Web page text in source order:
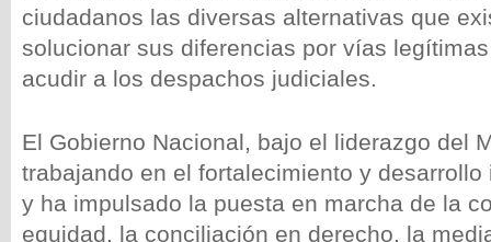
ciudadanos las diversas alternativas que
solucionar sus diferencias por vías
acudir a los despachos judiciales.
El Gobierno Nacional, bajo el liderazgo del
trabajando en el fortalecimiento y desarrollo
y ha impulsado la puesta en marcha de la
equidad, la conciliación en derecho, la
wp-